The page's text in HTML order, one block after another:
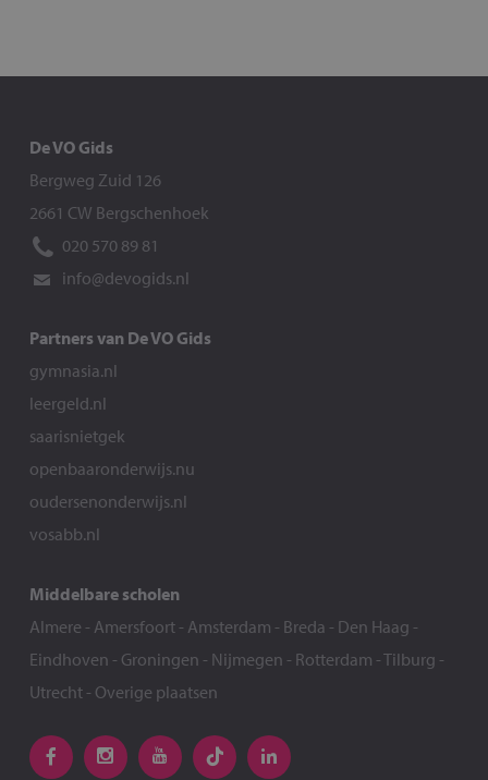
De VO Gids
Bergweg Zuid 126
2661 CW Bergschenhoek
020 570 89 81
info@devogids.nl
Partners van De VO Gids
gymnasia.nl
leergeld.nl
saarisnietgek
openbaaronderwijs.nu
oudersenonderwijs.nl
vosabb.nl
Middelbare scholen
Almere - Amersfoort- Amsterdam - Breda - Den Haag -
Eindhoven - Groningen - Nijmegen - Rotterdam -Tilburg -
Utrecht- Overige plaatsen